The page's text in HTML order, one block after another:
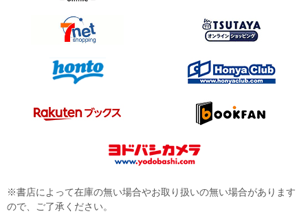
※書店によって在庫の無い場合やお取り扱いの無い場合があります
ので、ご了承ください。